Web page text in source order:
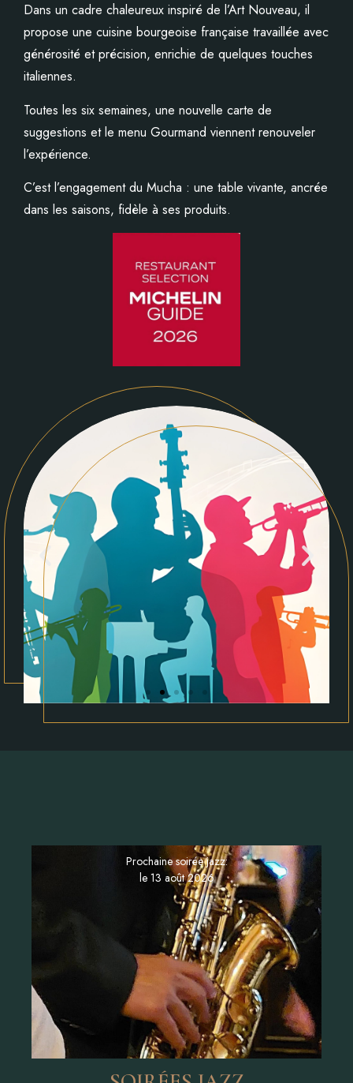
Dans un cadre chaleureux inspiré de l’Art Nouveau, il
propose une cuisine bourgeoise française travaillée avec
générosité et précision, enrichie de quelques touches
italiennes.
Toutes les six semaines, une nouvelle carte de
suggestions et le menu Gourmand viennent renouveler
l’expérience.
C’est l’engagement du Mucha : une table vivante, ancrée
dans les saisons, fidèle à ses produits.
Jeudi 13 août 2026 à 20h
Places limitées, pensez à réserver
LE MENU JAZZ
Prochaine soirée jazz:
le 13 août 2026